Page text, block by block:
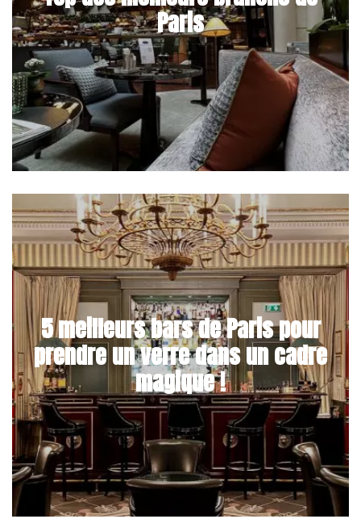
Paris
5 meilleurs bars de Paris pour
prendre un verre dans un cadre
magique !